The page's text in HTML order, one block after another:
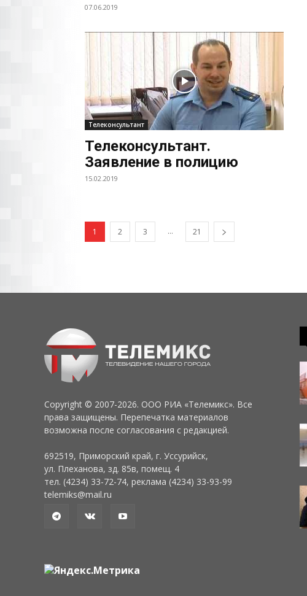
07.06.2019
Телеконсультант
Телеконсультант.
Заявление в полицию
15.02.2019
1 2 3 ... 21
Copyright © 2007-2026. ООО РИА «Телемикс». Все
права защищены. Перепечатка материалов
возможна после согласования с редакцией.
692519, Приморский край, г. Уссурийск,
ул. Плеханова, зд. 85в, помещ. 4
тел. (4234) 33-72-74, реклама (4234) 33-93-99
telemiks@mail.ru